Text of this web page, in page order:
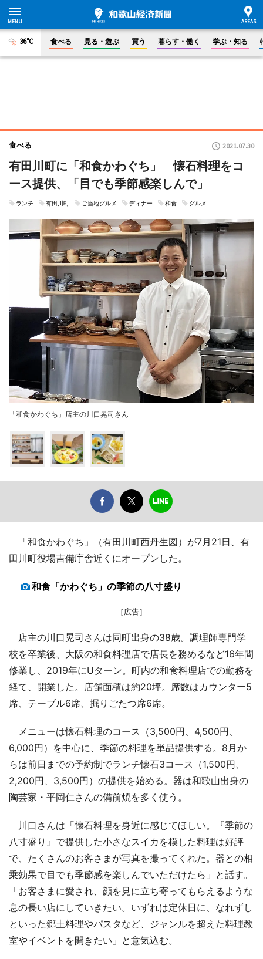
36°C 食べる 見る・遊ぶ 買う 暮らす・働く 学ぶ・知る
食べる 2021.07.30
有田川町に「和食かわぐち」 懐石料理をコ
ース提供、「目でも季節感楽しんで」
ランチ 有田川町 ご当地グルメ ディナー 和食 グルメ
「和食かわぐち」店主の川口晃司さん
「和食かわぐち」（有田川町西丹生図）が7月21日、有
田川町役場吉備庁舎近くにオープンした。
和食「かわぐち」の季節の八寸盛り
［広告］
店主の川口晃司さんは同町出身の38歳。調理師専門学
校を卒業後、大阪の和食料理店で店長を務めるなど16年間
修業し、2019年にUターン。町内の和食料理店での勤務を
経て、開業した。店舗面積は約20坪。席数はカウンター5
席、テーブル6席、掘りごたつ席6席。
メニューは懐石料理のコース（3,500円、4,500円、
6,000円）を中心に、季節の料理を単品提供する。8月か
らは前日までの予約制でランチ懐石3コース（1,500円、
2,200円、3,500円）の提供を始める。器は和歌山出身の
陶芸家・平岡仁さんの備前焼を多く使う。
川口さんは「懐石料理を身近に感じてほしい。『季節の
八寸盛り』で提供した小さなスイカを模した料理は好評
で、たくさんのお客さまが写真を撮ってくれた。器との相
乗効果で目でも季節感を楽しんでいただけたら」と話す。
「お客さまに愛され、顔を見に立ち寄ってもらえるような
息の長い店にしていきたい。いずれは定休日に、なれずし
といった郷土料理やパスタなど、ジャンルを超えた料理教
室やイベントを開きたい」と意気込む。